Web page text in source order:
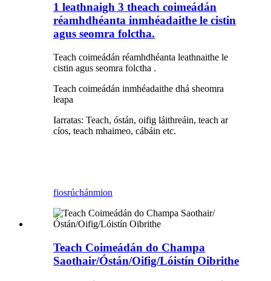
1 leathnaigh 3 theach coimeádán
réamhdhéanta inmhéadaithe le cistin
agus seomra folctha.
Teach coimeádán réamhdhéanta leathnaithe le
cistin agus seomra folctha .
Teach coimeádán inmhéadaithe dhá sheomra
leapa
Iarratas: Teach, óstán, oifig láithreáin, teach ar
cíos, teach mhaimeo, cábáin etc.
fiosrúchánmion
Teach Coimeádán do Champa
Saothair/Óstán/Oifig/Lóistín Oibrithe